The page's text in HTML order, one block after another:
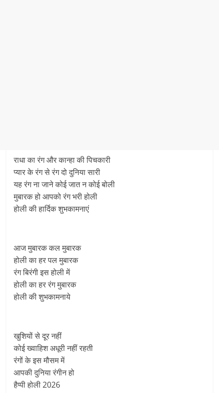
राधा का रंग और कान्हा की पिचकारी
प्यार के रंग से रंग दो दुनिया सारी
यह रंग ना जाने कोई जात न कोई बोली
मुबारक हो आपको रंग भरी होली
होली की हार्दिक शुभकामनाएं
आज मुबारक कल मुबारक
होली का हर पल मुबारक
रंग बिरंगी इस होली में
होली का हर रंग मुबारक
होली की शुभकामनाये
खुशियों से दूर नहीं
कोई ख्वाहिश अधूरी नहीं रहती
रंगों के इस मौसम में
आपकी दुनिया रंगीन हो
हैप्पी होली 2026